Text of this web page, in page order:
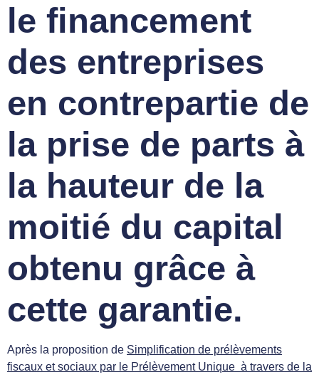
le financement
des entreprises
en contrepartie de
la prise de parts à
la hauteur de la
moitié du capital
obtenu grâce à
cette garantie.
Après la proposition de Simplification de prélèvements
fiscaux et sociaux par le Prélèvement Unique à travers de la